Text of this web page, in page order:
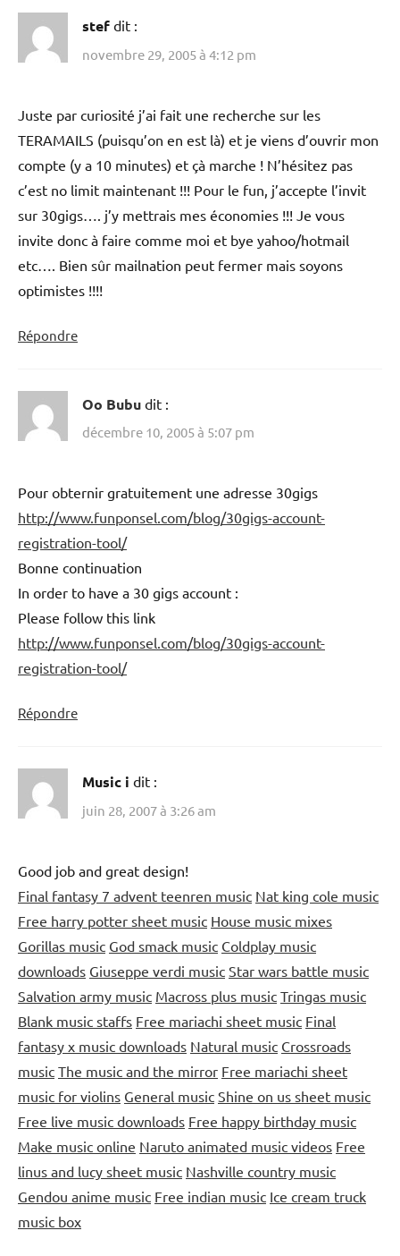
stef dit :
novembre 29, 2005 à 4:12 pm
Juste par curiosité j’ai fait une recherche sur les
TERAMAILS (puisqu’on en est là) et je viens d’ouvrir mon
compte (y a 10 minutes) et çà marche ! N’hésitez pas
c’est no limit maintenant !!! Pour le fun, j’accepte l’invit
sur 30gigs…. j’y mettrais mes économies !!! Je vous
invite donc à faire comme moi et bye yahoo/hotmail
etc…. Bien sûr mailnation peut fermer mais soyons
optimistes !!!!
Répondre
Oo Bubu dit :
décembre 10, 2005 à 5:07 pm
Pour obternir gratuitement une adresse 30gigs
http://www.funponsel.com/blog/30gigs-account-
registration-tool/
Bonne continuation
In order to have a 30 gigs account :
Please follow this link
http://www.funponsel.com/blog/30gigs-account-
registration-tool/
Répondre
Music i dit :
juin 28, 2007 à 3:26 am
Good job and great design!
Final fantasy 7 advent teenren music Nat king cole music
Free harry potter sheet music House music mixes
Gorillas music God smack music Coldplay music
downloads Giuseppe verdi music Star wars battle music
Salvation army music Macross plus music Tringas music
Blank music staffs Free mariachi sheet music Final
fantasy x music downloads Natural music Crossroads
music The music and the mirror Free mariachi sheet
music for violins General music Shine on us sheet music
Free live music downloads Free happy birthday music
Make music online Naruto animated music videos Free
linus and lucy sheet music Nashville country music
Gendou anime music Free indian music Ice cream truck
music box